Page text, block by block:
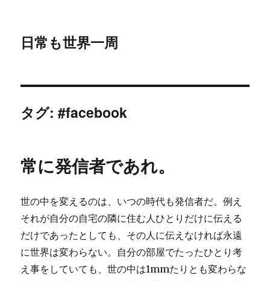
日常も世界一周
タグ:#facebook
常に発信者であれ。
世の中を変えるのは、いつの時代も発信者だ。例え
それが自分の自宅の隣に住む人ひとりだけに伝える
だけであったとしても、その人に伝えなければ永遠
に世界は変わらない。自分の部屋でたったひとり考
え事をしていても、世の中は1mmたりとも変わらな